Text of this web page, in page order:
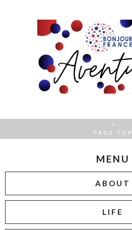
PAGE TOP
MENU
ABOUT
LIFE